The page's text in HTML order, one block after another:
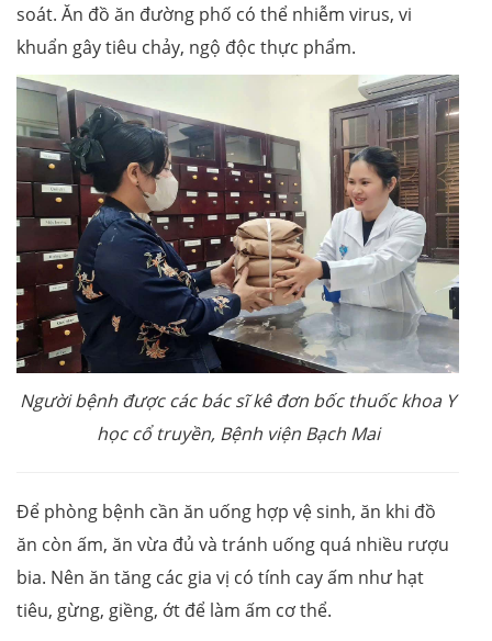
soát. Ăn đồ ăn đường phố có thể nhiễm virus, vi
khuẩn gây tiêu chảy, ngộ độc thực phẩm.
Người bệnh được các bác sĩ kê đơn bốc thuốc khoa Y
học cổ truyền, Bệnh viện Bạch Mai
Để phòng bệnh cần ăn uống hợp vệ sinh, ăn khi đồ
ăn còn ấm, ăn vừa đủ và tránh uống quá nhiều rượu
bia. Nên ăn tăng các gia vị có tính cay ấm như hạt
tiêu, gừng, giềng, ớt để làm ấm cơ thể.